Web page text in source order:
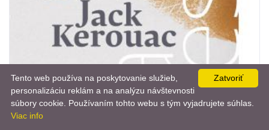
📨
Zatvoriť
Tento web používa na poskytovanie služieb,
personalizáciu reklám a na analýzu návštevnosti
súbory cookie. Používaním tohto webu s tým vyjadrujete súhlas.
Viac info